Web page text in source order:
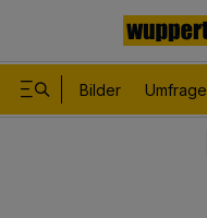
Bilder Umfrage